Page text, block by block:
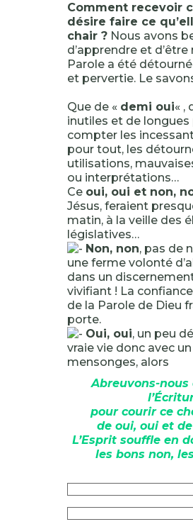
Comment recevoir
désire faire ce
chair ?Nous avons
d’apprendre et
Parole a été
et pervertie. Le
Que de « demi oui« ,
inutiles et de longues
compter les
pour tout, les
utilisations,
ou interprétations…
Ce oui, oui et non,
Jésus, feraient
matin, à la veille des
législatives…
Non, non, pas de
une ferme volonté
dans un
vivifiant ! La
de la Parole de Dieu
porte.
Oui, oui, un peu
vraie vie donc avec
mensonges, alors
Abreuvons-
pour courir ce
de oui, oui et
L’Esprit souffle en
les bons non,